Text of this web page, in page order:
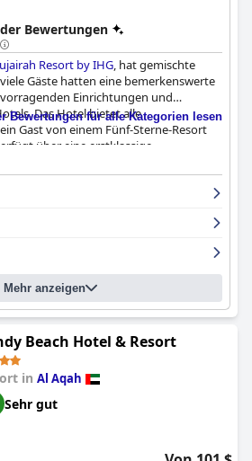
Bewertungen
Resort by IHG, hat gemischte
Gäste hatten eine bemerkenswerte
Einrichtungen und
Das Hotel bietet alle
Gast von einem Fünf-Sterne-Resort
über eine erstklassige
perfekten Wochenendausflug
Aufenthalt macht. Einige Gäste sind
das Hotel aufgrund der erstaunlichen
bewertet werden sollte.
Auswahl des Frühstücks und des
waren, lobten andere das üppige
einiger negativer Bewertungen
das Hotel als das beste in Fujairah und
Bewertungen für alle Kategorien lesen
Mehr anzeigen
Beach Hotel & Resort
in Al Aqah
Sehr gut